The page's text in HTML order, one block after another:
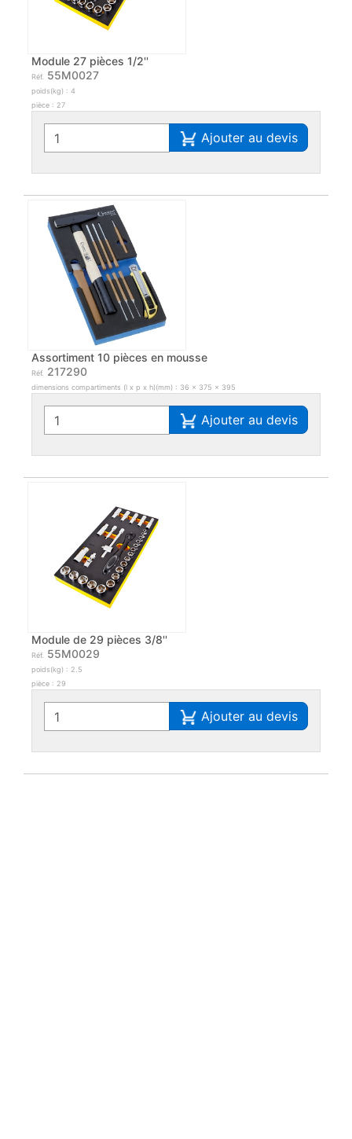
Module 27 pièces 1/2''
Réf. 55M0027
poids(kg) : 4
pièce : 27
Ajouter au devis
Assortiment 10 pièces en mousse
Réf. 217290
dimensions compartiments (l x p x h)(mm) : 36 x 375 x 395
Ajouter au devis
Module de 29 pièces 3/8''
Réf. 55M0029
poids(kg) : 2.5
pièce : 29
Ajouter au devis